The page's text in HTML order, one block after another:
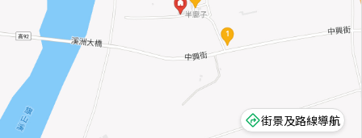
街景及路線導航